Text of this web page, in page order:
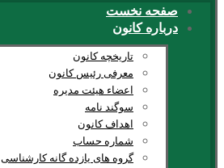
صفحه نخست
درباره کانون
تاریخچه کانون
معرفی رئیس کانون
اعضاء هیئت مدیره
سوگند نامه
اهداف کانون
شماره حساب
گروه های یازده گانه کارشناسی